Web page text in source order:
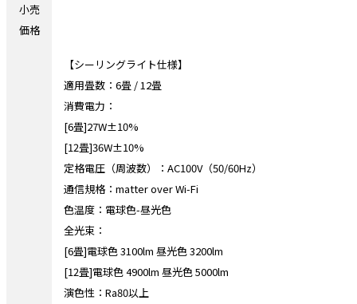
小売
価格
【シーリングライト仕様】
適用畳数：6畳 / 12畳
消費電力：
[6畳]27W±10%
[12畳]36W±10%
定格電圧（周波数）：AC100V（50/60Hz）
通信規格：matter over Wi-Fi
色温度：電球色-昼光色
全光束：
[6畳]電球色 3100lm 昼光色 3200lm
[12畳]電球色 4900lm 昼光色 5000lm
演色性：Ra80以上